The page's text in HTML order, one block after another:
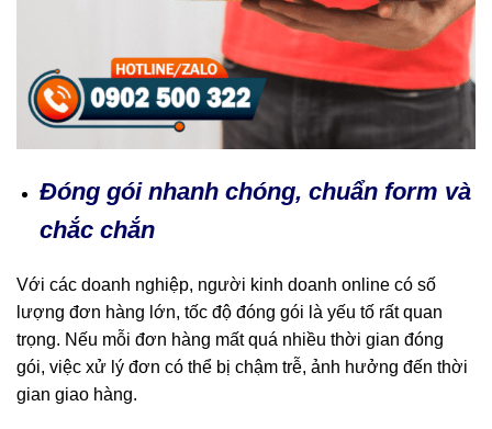
Đóng gói nhanh chóng, chuẩn form và
chắc chắn
Với các doanh nghiệp, người kinh doanh online có số
lượng đơn hàng lớn, tốc độ đóng gói là yếu tố rất quan
trọng. Nếu mỗi đơn hàng mất quá nhiều thời gian đóng
gói, việc xử lý đơn có thể bị chậm trễ, ảnh hưởng đến thời
gian giao hàng.